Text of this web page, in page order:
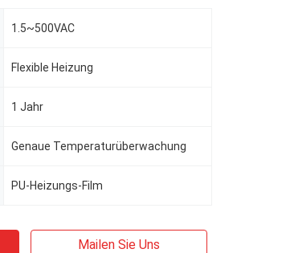
1.5~500VAC
Flexible Heizung
1 Jahr
Genaue Temperaturüberwachung
PU-Heizungs-Film
Mailen Sie Uns